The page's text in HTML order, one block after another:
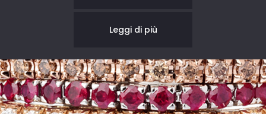
Leggi di più